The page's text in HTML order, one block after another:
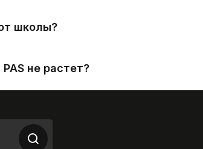
школы?
не растет?